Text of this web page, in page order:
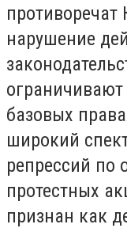
нарушение
базовых
широкий
репрессий по
протестных
признан как